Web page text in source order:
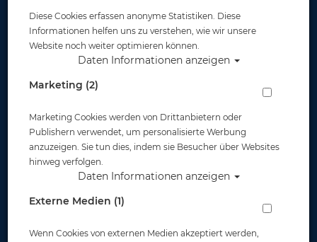
ScubaPro Rebel Shorty 2.5mm
Artikelnr.: scu-63876master
Diese Cookies erfassen anonyme Statistiken. Diese
Informationen helfen uns zu verstehen, wie wir unsere
Website noch weiter optimieren können.
Daten Informationen anzeigen
Marketing (2)
Marketing Cookies werden von Drittanbietern oder
Publishern verwendet, um personalisierte Werbung
anzuzeigen. Sie tun dies, indem sie Besucher über Websites
hinweg verfolgen.
Daten Informationen anzeigen
Externe Medien (1)
Wenn Cookies von externen Medien akzeptiert werden,